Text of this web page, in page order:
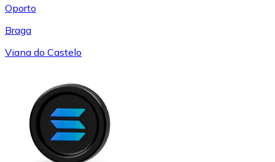
Oporto
Braga
Viana do Castelo